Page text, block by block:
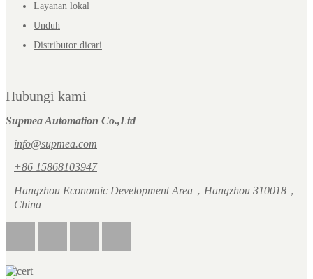
Layanan lokal
Unduh
Distributor dicari
Hubungi kami
Supmea Automation Co.,Ltd
info@supmea.com
+86 15868103947
Hangzhou Economic Development Area，Hangzhou 310018，
China